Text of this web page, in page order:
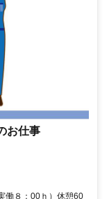
お仕事
働８：00ｈ）休憩60